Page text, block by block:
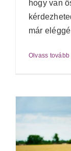
hogy van
már
Olvass tovább